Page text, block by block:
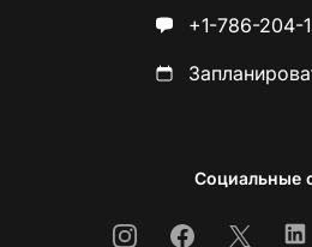
+1-786-204-
Социальные
InstagramFacebook
X